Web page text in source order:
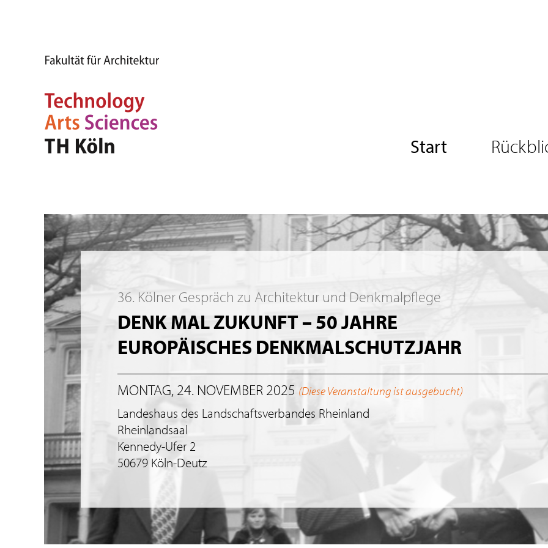
Start
36. Kölner Gespräch zu Architektur und Denkmalpflege
DENK MAL ZUKUNFT – 50 JAHRE
EUROPÄISCHES DENKMALSCHUTZJAHR
MONTAG, 24. NOVEMBER 2025 (Diese Veranstaltung ist ausgebucht)
Landeshaus des Landschaftsverbandes Rheinland
Rheinlandsaal
Kennedy-Ufer 2
50679 Köln-Deutz